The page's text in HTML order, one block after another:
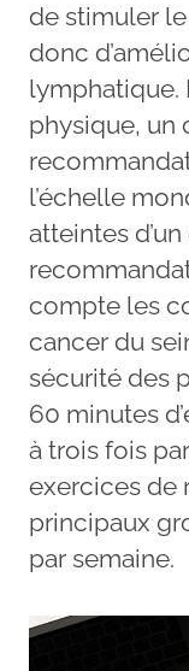
de stimuler
donc
lymphatique.
physique, un
l’échelle
atteintes
compte les
cancer du
sécurité des
60 minutes
à trois fois
exercices de
principaux
par semaine.